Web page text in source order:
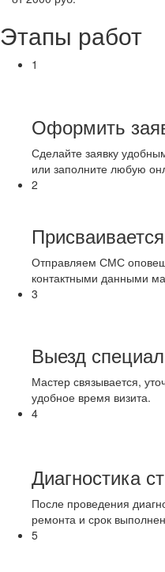
Этапы работ
1
Оформить
Сделайте заявку
или заполните любую
2
Отправляем СМС
контактными данными
3
Выезд
Мастер связывается,
удобное время визита.
4
Диагностика
После проведения
ремонта и срок
5